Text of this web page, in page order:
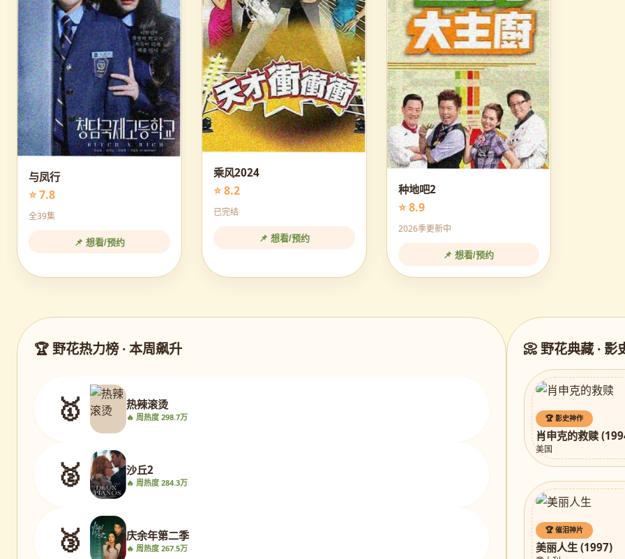
与凤行
⭐ 7.8
全39集
📌 想看/预约
乘风2024
⭐ 8.2
已完结
📌 想看/预约
种地吧2
⭐ 8.9
2026季更新中
📌 想看/预约
🏆 野花热力榜 · 本周飙升
🥇 热辣滚烫
🔥 周热度 298.7万
🥈 沙丘2
🔥 周热度 284.3万
🥉 庆余年第二季
🔥 周热度 267.5万
📀 野花典藏 · 影
🏆 影史神作
肖申克的救赎
美国
🏆 催泪神片
美丽人生 (1997)